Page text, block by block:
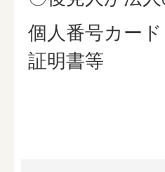
個人番号カー
証明書等